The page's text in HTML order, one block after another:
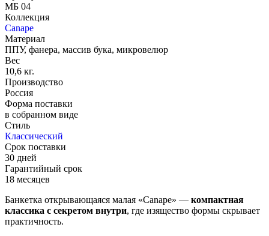
МБ 04
Коллекция
Canape
Материал
ППУ, фанера, массив бука, микровелюр
Вес
10,6 кг.
Производство
Россия
Форма поставки
в собранном виде
Стиль
Классический
Срок поставки
30 дней
Гарантийный срок
18 месяцев
Банкетка открывающаяся малая «Canape» — компактная
классика с секретом внутри, где изящество формы скрывает
практичность.